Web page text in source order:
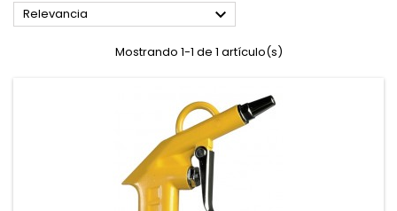
Relevancia 
Mostrando 1-1 de 1 artículo(s)